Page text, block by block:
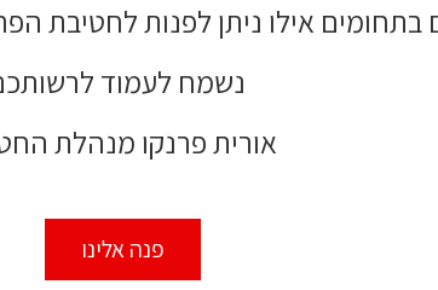
בתחומים אילו ניתן לפנות לחטיבת
נשמח לעמוד
אורית פרנקו מנהלת
פנה אלינו